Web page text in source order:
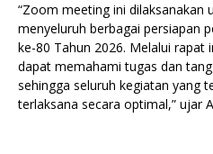
“Zoom meeting ini dilaksanakan
menyeluruh berbagai persiapan
ke-80 Tahun 2026. Melalui rapat
dapat memahami tugas dan
sehingga seluruh kegiatan yang
terlaksana secara optimal,” ujar